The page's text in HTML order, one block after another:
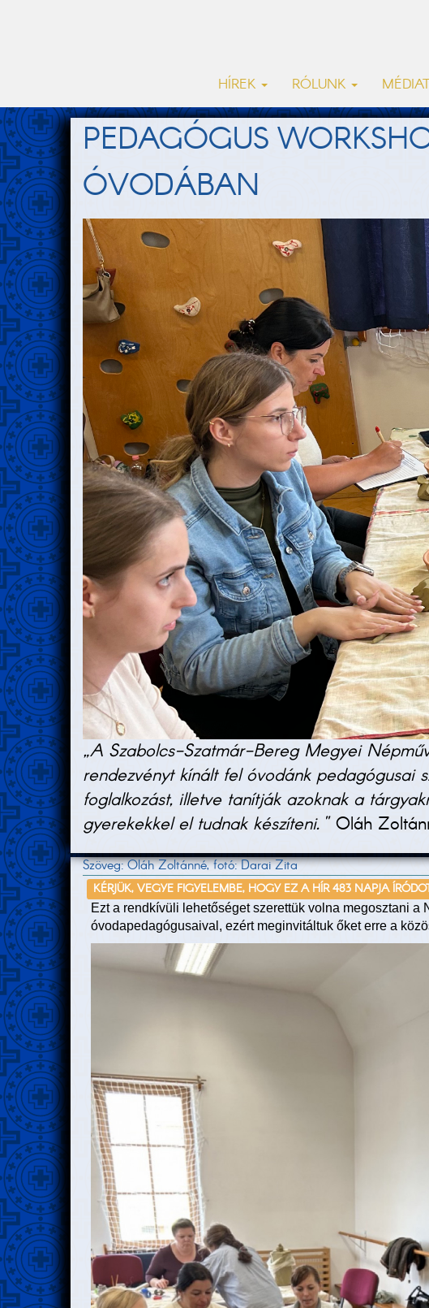
HÍREK RÓLUNK
PEDAGÓGUS
ÓVODÁBAN
„A Szabolcs-Szatmár-Bereg Megyei
rendezvényt kínált fel óvodánk pedagógusai
foglalkozást, illetve tanítják azoknak a
gyerekekkel el tudnak készíteni."Oláh
Szöveg: Oláh Zoltánné, fotó: Darai Zita
KÉRJÜK, VEGYE FIGYELEMBE, HOGY EZ A HÍR 483 NAPJA
Ezt a rendkívüli lehetőséget szerettük volna megosztani a
óvodapedagógusaival, ezért meginvitáltuk őket erre a